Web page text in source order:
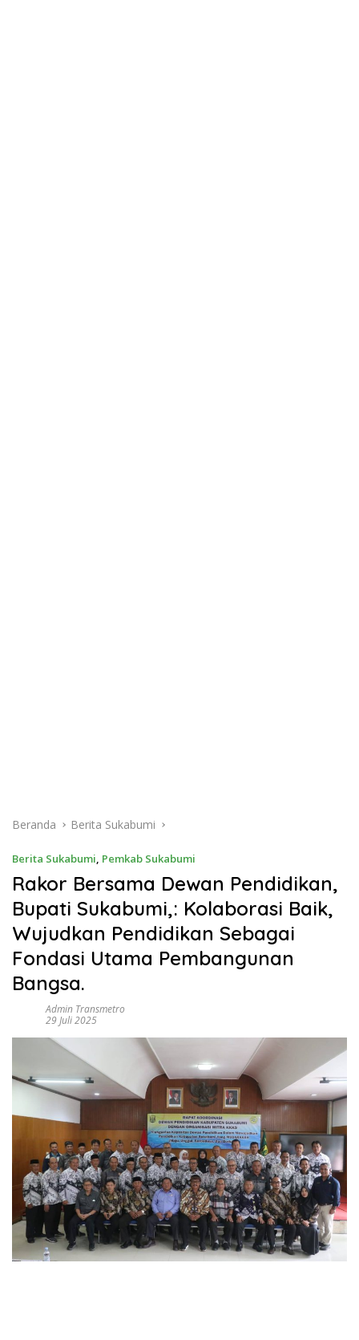
Beranda Berita Sukabumi
Berita Sukabumi, Pemkab Sukabumi
Rakor Bersama Dewan Pendidikan,
Bupati Sukabumi,: Kolaborasi Baik,
Wujudkan Pendidikan Sebagai
Fondasi Utama Pembangunan
Bangsa.
Admin Transmetro
29 Juli 2025